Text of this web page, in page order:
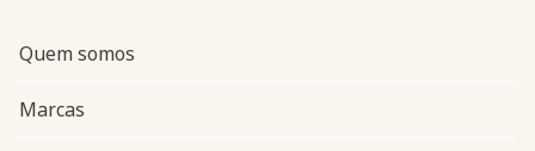
Quem somos
Marcas